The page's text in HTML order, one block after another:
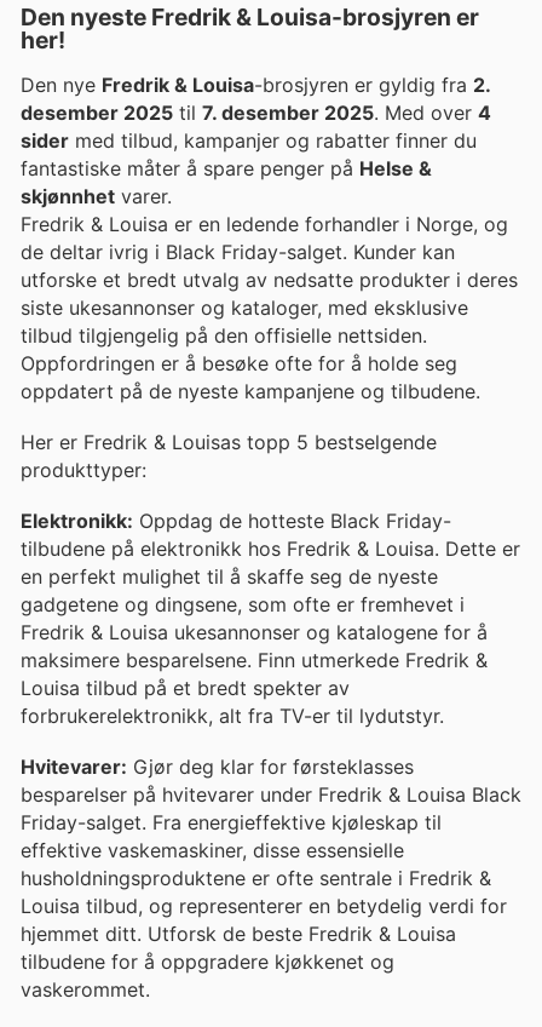
Den nyeste Fredrik & Louisa-brosjyren er
her!
Den nye Fredrik & Louisa-brosjyren er gyldig fra 2.
desember 2025 til 7. desember 2025. Med over 4
sider med tilbud, kampanjer og rabatter finner du
fantastiske måter å spare penger på Helse &
skjønnhet varer.
Fredrik & Louisa er en ledende forhandler i Norge, og
de deltar ivrig i Black Friday-salget. Kunder kan
utforske et bredt utvalg av nedsatte produkter i deres
siste ukesannonser og kataloger, med eksklusive
tilbud tilgjengelig på den offisielle nettsiden.
Oppfordringen er å besøke ofte for å holde seg
oppdatert på de nyeste kampanjene og tilbudene.
Her er Fredrik & Louisas topp 5 bestselgende
produkttyper:
Elektronikk: Oppdag de hotteste Black Friday-
tilbudene på elektronikk hos Fredrik & Louisa. Dette er
en perfekt mulighet til å skaffe seg de nyeste
gadgetene og dingsene, som ofte er fremhevet i
Fredrik & Louisa ukesannonser og katalogene for å
maksimere besparelsene. Finn utmerkede Fredrik &
Louisa tilbud på et bredt spekter av
forbrukerelektronikk, alt fra TV-er til lydutstyr.
Hvitevarer: Gjør deg klar for førsteklasses
besparelser på hvitevarer under Fredrik & Louisa Black
Friday-salget. Fra energieffektive kjøleskap til
effektive vaskemaskiner, disse essensielle
husholdningsproduktene er ofte sentrale i Fredrik &
Louisa tilbud, og representerer en betydelig verdi for
hjemmet ditt. Utforsk de beste Fredrik & Louisa
tilbudene for å oppgradere kjøkkenet og
vaskerommet.